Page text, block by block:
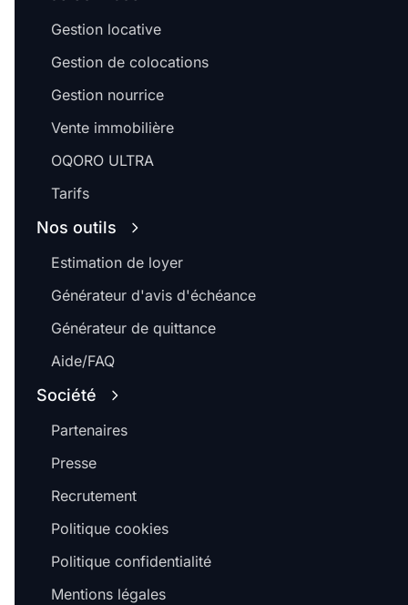
Gestion locative
Gestion de colocations
Gestion nourrice
Vente immobilière
OQORO ULTRA
Tarifs
Nos outils
Estimation de loyer
Générateur d'avis d'échéance
Générateur de quittance
Aide/FAQ
Société
Partenaires
Presse
Recrutement
Politique cookies
Politique confidentialité
Mentions légales